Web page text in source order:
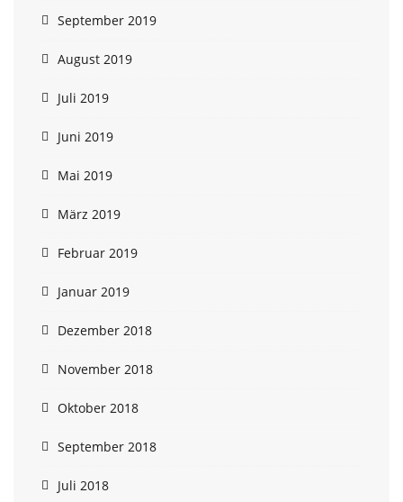
September 2019
August 2019
Juli 2019
Juni 2019
Mai 2019
März 2019
Februar 2019
Januar 2019
Dezember 2018
November 2018
Oktober 2018
September 2018
Juli 2018